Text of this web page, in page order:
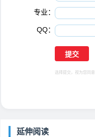
专业：
QQ：
选择提交，视为您同意
延伸阅读